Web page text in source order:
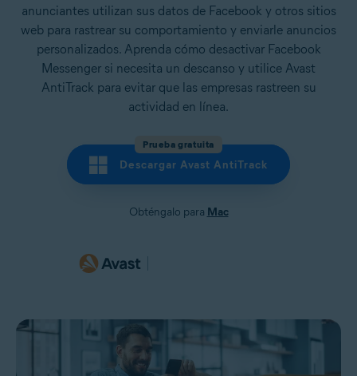
anunciantes utilizan sus datos de Facebook y otros sitios
web para rastrear su comportamiento y enviarle anuncios
personalizados. Aprenda cómo desactivar Facebook
Messenger si necesita un descanso y utilice Avast
AntiTrack para evitar que las empresas rastreen su
actividad en línea.
Prueba gratuita
Descargar Avast AntiTrack
Obténgalo para Mac